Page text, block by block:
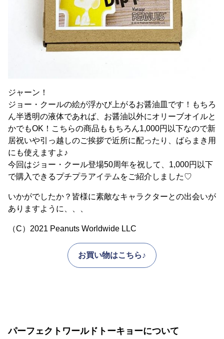
ジャーン！
ジョー・クールの絵が浮かび上がるお醤油皿です！もちろ
ん半透明の液体であれば、お醤油以外にオリーブオイルと
かでもOK！こちらの商品ももちろん1,000円以下なので新
居祝いや引っ越しのご挨拶で近所に配ったり、ばらまき用
にも使えますよ♪
今回はジョー・クール登場50周年を祝して、1,000円以下
で購入できるプチプラアイテムをご紹介しました♡
いかがでしたか？皆様に素敵なキャラクターとの出会いが
ありますように、、、
（C）2021 Peanuts Worldwide LLC
お買い物はこちら♪
パーフェクトワールドトーキョーについて